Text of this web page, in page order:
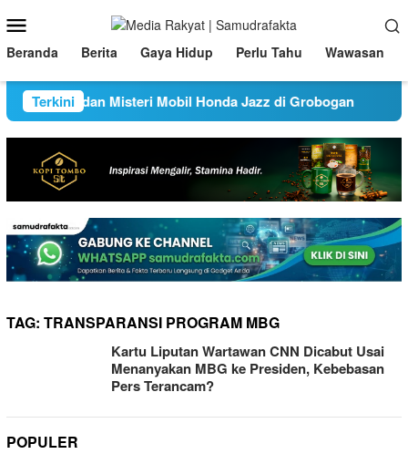
ke
kontenMobile
Beranda Berita Gaya Hidup Perlu Tahu Wawasan
Terkini
Konter dan Misteri Mobil Honda Jazz di Grobogan
TAG: TRANSPARANSI PROGRAM MBG
Kartu Liputan Wartawan CNN Dicabut Usai
Menanyakan MBG ke Presiden, Kebebasan
Pers Terancam?
POPULER